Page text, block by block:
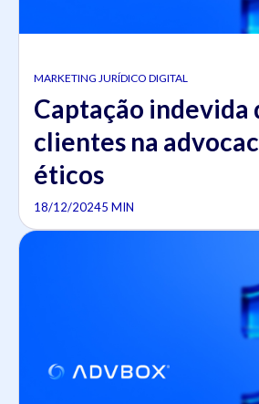
MARKETING JURÍDICO DIGITAL
Captação indevida
clientes na
éticos
18/12/20245 MIN